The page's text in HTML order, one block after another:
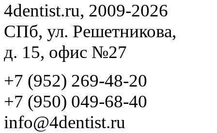
4dentist.ru, 2009-2026
СПб, ул. Решетникова,
д. 15, офис №27
+7 (952) 269-48-20
‪+7 (950) 049-68-40
info@4dentist.ru